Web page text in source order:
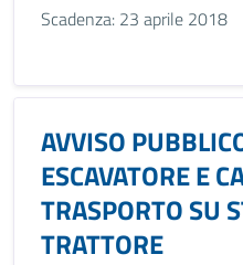
Scadenza: 23 aprile 2018
AVVISO
ESCAVATORE E
TRASPORTO SU
TRATTORE